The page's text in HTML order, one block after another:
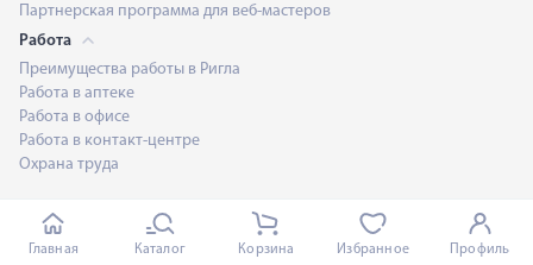
Партнерская программа для веб-мастеров
Работа
Преимущества работы в Ригла
Работа в аптеке
Работа в офисе
Работа в контакт-центре
Охрана труда
Мы в социальных сетях
Главная Каталог Корзина Избранное Профиль